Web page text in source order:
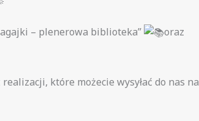
– plenerowa biblioteka”
oraz
które możecie wysyłać do nas na